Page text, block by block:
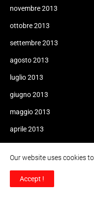
novembre 2013
ottobre 2013
settembre 2013
agosto 2013
luglio 2013
giugno 2013
maggio 2013
aprile 2013
gennaio 2013
Our website uses cookies
Accept !